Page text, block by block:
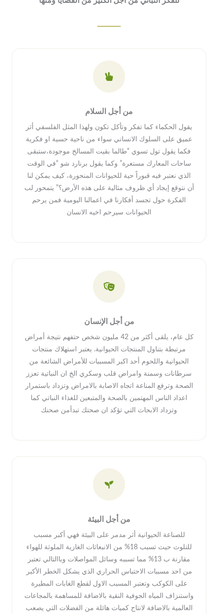
من أجل السلام
يقول الحكماء كما تفكر وتأكل تكون ولهذا المثل الفلسفي أثر
عميق على السلوك الانساني سواء من ناحية حسية او فكرية
فكما يقول تول تسوي “طالما بقيت المسالخ موجودة،ستبقى
ساحات المعارك مستعرة” وكما يقول برنارد شو “في الوقت
الذي نعتبر فيه قبوراً حية للحيوانات المنحورة، كيف يمكن لنا
أن نتوقع إيجاد أي ظروف مثالية على هذه الأرض؟” يتمحور لب
الفكرة حول تجسد أفكارنا في اعمالنا اليومية فمن يرحم
الحيوانات سيرحم اخيه الانسان
من أجل الإنسان
كل عام، يلقى أكثر من 42 مليون شخص حتفهم نتيجة أمراض
مرتبطة بتناول المنتجات الحيوانية. يعتبر استهلاك منتجات
الحيوانية واللحوم أحد اكبر المسببات للأمراض الشائعة من
سرطانات وسمنة وامراض قلب وسكري الخ ان النباتية تعزز
الصحة وترفع المناعة اتجاه الاصابة بالامراض وتزداد باستمرار
اعداد الناس المهتمين بالصحة والمتبعين للغذاء النباتي كما
وتزداد الابحاث التي تؤكد ان صحتك تبدأمن صحنك
من أجل البيئة
للصناعة الحيوانية أثر مدمر على البيئة فهي أكبر مسبب
للتلوث حيث تسبب 18% من الانبعاثات الغازية الملوثة للهواء
مقارنة ب 13% مما تسببه وسائل المواصلات وباالتالي تعتبر
من احد مسببات الاحتباس الحراري الذي يشكل الخطر الأكبر
على الكوكب وتعتبر المسبب الاول لقطع الغابات المطيرة
واستنزاف المياه الجوفية النقية بالاضافة للمساهمة بالمجاعات
العالمية بالاضافة لانتاج كميات هائلة من الفضلات التي يصعب